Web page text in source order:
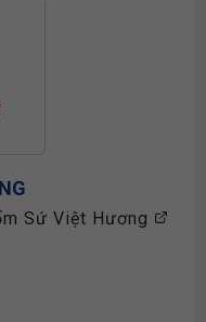
Sứ Việt Hương